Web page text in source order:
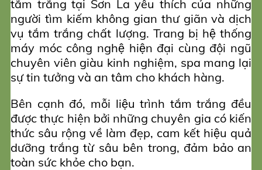
tắm trắng tại Sơn La yêu thích của những
người tìm kiếm không gian thư giãn và dịch
vụ tắm trắng chất lượng. Trang bị hệ thống
máy móc công nghệ hiện đại cùng đội ngũ
chuyên viên giàu kinh nghiệm, spa mang lại
sự tin tưởng và an tâm cho khách hàng.
Bên cạnh đó, mỗi liệu trình tắm trắng đều
được thực hiện bởi những chuyên gia có kiến
thức sâu rộng về làm đẹp, cam kết hiệu quả
dưỡng trắng từ sâu bên trong, đảm bảo an
toàn sức khỏe cho bạn.